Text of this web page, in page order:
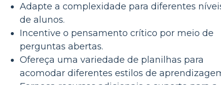
Adapte a complexidade para diferentes
de alunos.
Incentive o pensamento crítico por meio de
perguntas abertas.
Ofereça uma variedade de planilhas para
acomodar diferentes estilos de